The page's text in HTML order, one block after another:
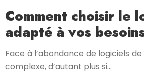
Comment choisir le
adapté à vos
Face à l’abondance de logiciels
complexe, d’autant plus si…